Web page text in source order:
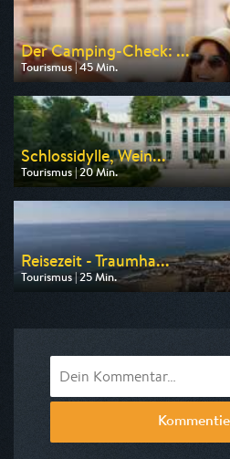
Der Camping-Check: ...
Tourismus | 45 Min.
Ausgestrahlt von ARD alpha
am 06.08.2026, 11:00
Schlossidylle, Wein...
Tourismus | 20 Min.
Ausgestrahlt von 3sat
am 08.08.2026, 23:05
Reisezeit - Traumha...
Tourismus | 25 Min.
Ausgestrahlt von 3sat